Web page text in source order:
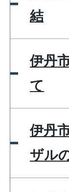
結
伊丹
て
伊丹
ザル